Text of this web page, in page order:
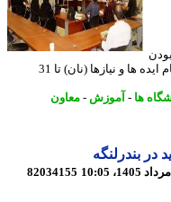
امکان ثبت موضوعات استادمحور در سامانه نظام ایده ها و نیازها (نان) تا 31
ها- آموزش-معاون
82034155